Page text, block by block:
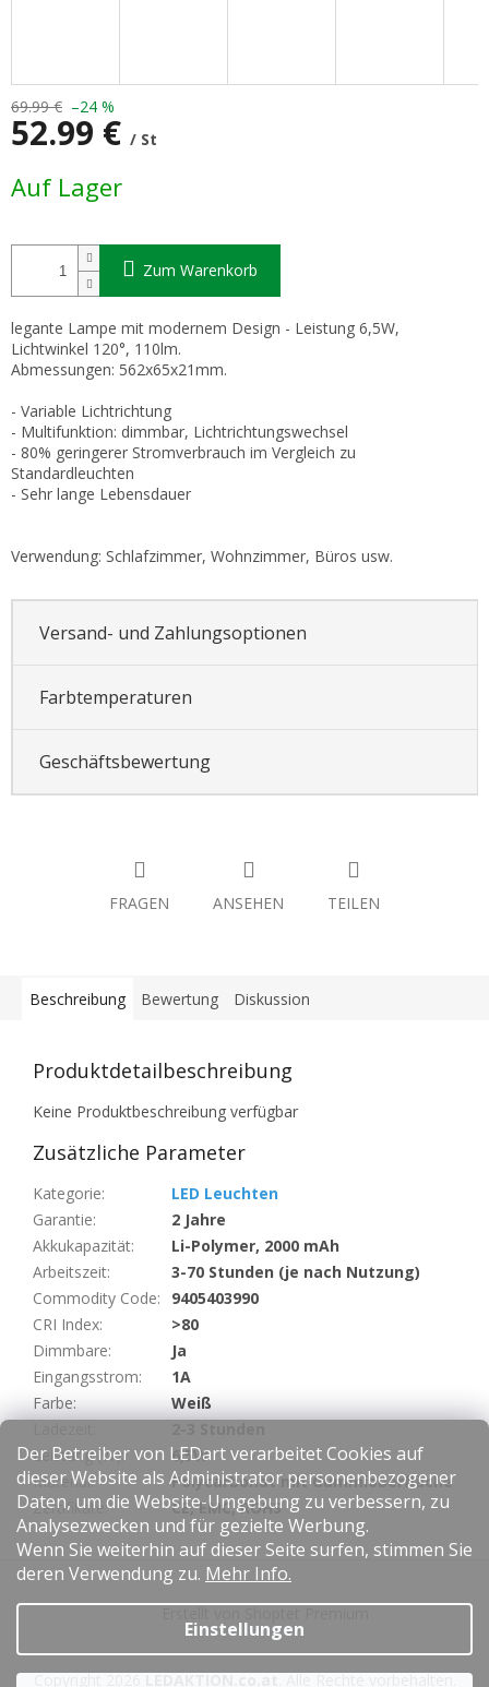
Der Betreiber von LEDart verarbeitet Cookies auf
dieser Website als Administrator personenbezogener
Daten, um die Website-Umgebung zu verbessern, zu
Analysezwecken und für gezielte Werbung.
Wenn Sie weiterhin auf dieser Seite surfen, stimmen Sie
deren Verwendung zu. Mehr Info.
Einstellungen
69.99 € –24 %
52.99 € / St
Auf Lager
Zum Warenkorb
legante Lampe mit modernem Design - Leistung 6,5W,
Lichtwinkel 120°, 110lm.
Abmessungen: 562x65x21mm.
- Variable Lichtrichtung
- Multifunktion: dimmbar, Lichtrichtungswechsel
- 80% geringerer Stromverbrauch im Vergleich zu
Standardleuchten
- Sehr lange Lebensdauer
Verwendung: Schlafzimmer, Wohnzimmer, Büros usw.
Versand- und Zahlungsoptionen
Farbtemperaturen
Geschäftsbewertung
FRAGEN ANSEHEN TEILEN
Beschreibung Bewertung Diskussion
Produktdetailbeschreibung
Keine Produktbeschreibung verfügbar
Zusätzliche Parameter
Kategorie:
LED Leuchten
Garantie:
2 Jahre
Akkukapazität:
Li-Polymer, 2000 mAh
Arbeitszeit:
3-70 Stunden (je nach Nutzung)
Commodity Code:
9405403990
CRI Index:
>80
Dimmbare:
Ja
Eingangsstrom:
1A
Farbe:
Weiß
Leistung (W):
6,5W
Material:
Polycarbonat mit Gummioberfläche
Zertifikate : CE, EMC, ROHS
Copyright 2026LEDAKTION.co.at. Alle Rechte vorbehalten.